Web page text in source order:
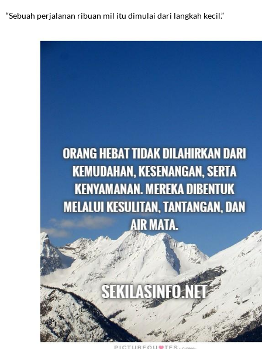
“Sebuah perjalanan ribuan mil itu dimulai dari langkah kecil.”